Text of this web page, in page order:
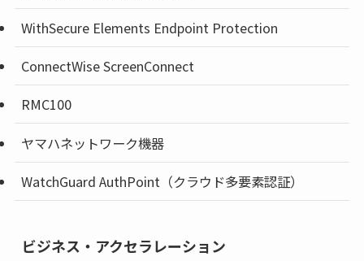
WithSecure Elements Endpoint Protection
ConnectWise ScreenConnect
RMC100
ヤマハネットワーク機器
WatchGuard AuthPoint（クラウド多要素認証）
ビジネス・アクセラレーション